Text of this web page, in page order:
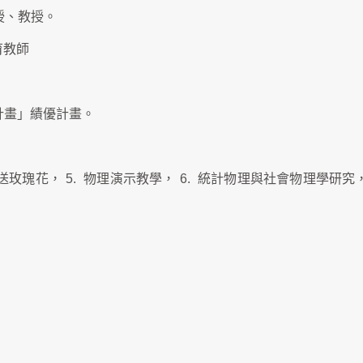
教授。
教師
」績優計畫。
玫瑰花， 5. 物理演示教學， 6. 統計物理與社會物理學研究